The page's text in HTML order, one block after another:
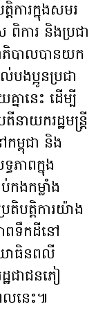
ការក្នុងសមរ
ារ និងប្រជា
ភិបាលបានយក
បងប្អូនប្រជា
ានេះ ដើម្បី
នាយករដ្ឋមន្រ្ដី
ម្ពុជា និង
ភាពក្នុង
កងកម្លាំង
តិបត្តិការយ៉ាង
ពទឹកដីនៅ
យោធិនពលី
ជាជនភៀ
លនេះ៕